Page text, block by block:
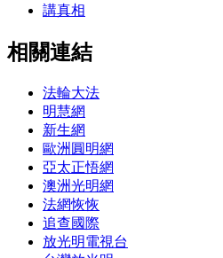
講真相
相關連結
法輪大法
明慧網
新生網
歐洲圓明網
亞太正悟網
澳洲光明網
法網恢恢
追查國際
放光明電視台